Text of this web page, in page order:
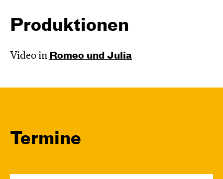
Produktionen
Video in Romeo und Julia
Termine